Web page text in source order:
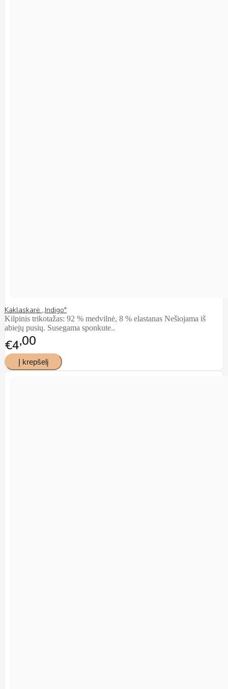
Kaklaskarė ,,Indigo"
Kilpinis trikotažas: 92 % medvilnė, 8 % elastanas Nešiojama iš
abiejų pusių. Susegama sponkute..
€4 00